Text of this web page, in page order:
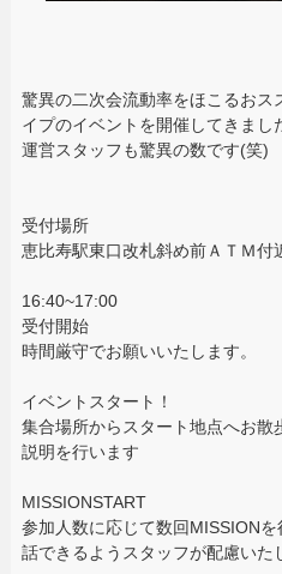
驚異の二次会流動率をほこるおス
イプのイベントを開催してきまし
運営スタッフも驚異の数です(笑)
受付場所
恵比寿駅東口改札斜め前ＡＴＭ付
16:40~17:00
受付開始
時間厳守でお願いいたします。
イベントスタート！
集合場所からスタート地点へお散
説明を行います
MISSIONSTART
参加人数に応じて数回MISSION
話できるようスタッフが配慮いた